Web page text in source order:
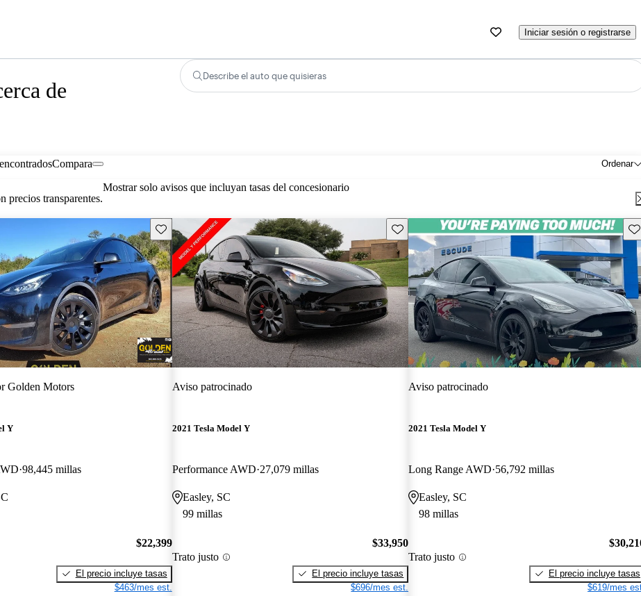
Iniciar sesión o registrarse
de
Describe el auto que quisieras
Ordenar
Compara
precios transparentes.
Mostrar solo avisos que incluyan tasas del concesionario
Guarda este Aviso
Golden Motors
Y
98,445 millas
$22,399
El precio incluye tasas
$463/mes est.
Guarda este Aviso
Aviso patrocinado
2021 Tesla Model Y
Performance AWD 27,079 millas
Easley, SC
99 millas
Trato justo
$33,950
El precio incluye tasas
$696/mes est.
Aviso patrocinado
2021 Tesla Model Y
Long Range AWD 56,792 millas
Easley, SC
98 millas
Trato justo
El precio incluye tasas
$619/mes